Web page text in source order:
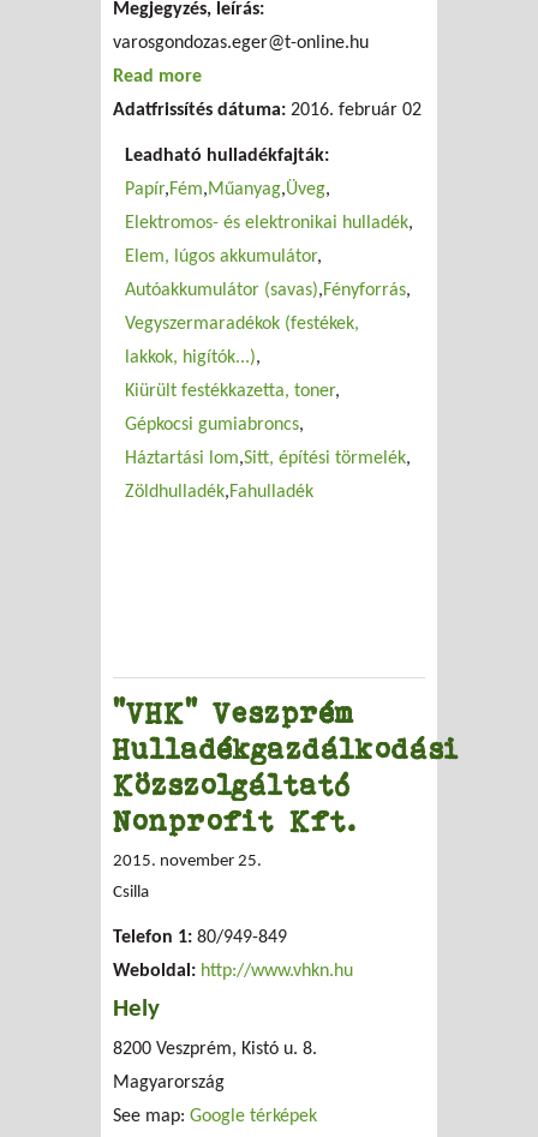
Megjegyzés, leírás:
varosgondozas.eger@t-online.hu
Read more
Kereskedelmi és szolgáltató Kft.
Adatfrissítés dátuma: 2016. február 02
Leadható hulladékfajták:
Papír Fém Műanyag Üveg
Elektromos- és elektronikai hulladék
Elem, lúgos akkumulátor
Autóakkumulátor (savas) Fényforrás
Vegyszermaradékok (festékek,
lakkok, higítók...)
Kiürült festékkazetta, toner
Gépkocsi gumiabroncs
Háztartási lom Sitt, építési törmelék
Zöldhulladék Fahulladék
"VHK" Veszprém
Hulladékgazdálkodási
Közszolgáltató
Nonprofit Kft.
2015. november 25.
Csilla
Telefon 1: 80/949-849
Weboldal: http://www.vhkn.hu
Hely
8200 Veszprém, Kistó u. 8.
Magyarország
See map: Google térképek